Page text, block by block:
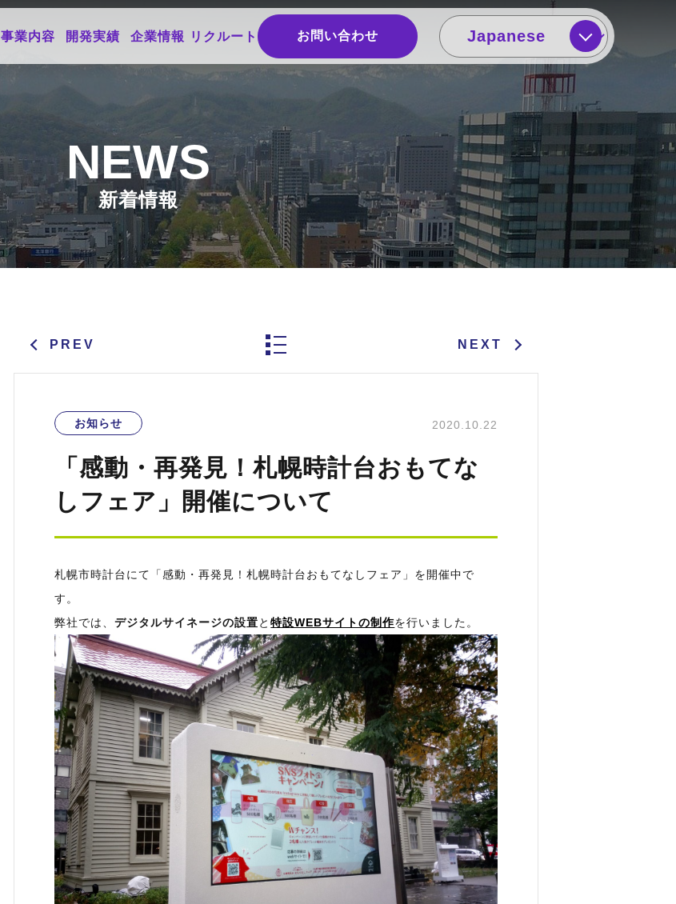
事業内容 開発実績 企業情報 リクルート お問い合わせ
NEWS
新着情報
PREV NEXT
お知らせ 2020.10.22
「感動・再発見！札幌時計台おもてな
しフェア」開催について
札幌市時計台にて「感動・再発見！札幌時計台おもてなしフェア」を開催中で
す。
弊社では、デジタルサイネージの設置と特設WEBサイトの制作を行いました。